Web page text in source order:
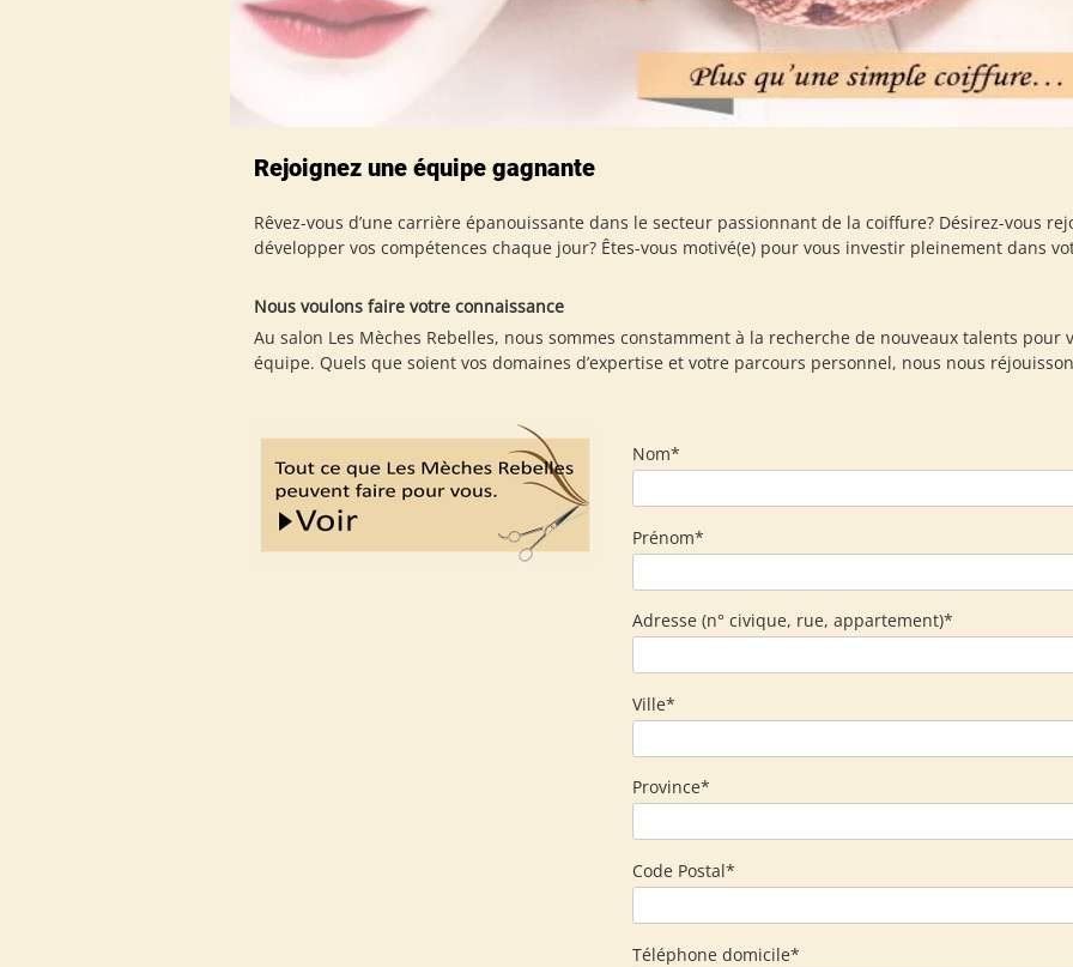
Rejoignez une équipe gagnante
Rêvez-vous d’une carrière épanouissante dans le secteur passionnant de la coiffure? Désirez-vous
développer vos compétences chaque jour? Êtes-vous motivé(e) pour vous investir pleinement dans
Nous voulons faire votre connaissance
Au salon Les Mèches Rebelles, nous sommes constamment à la recherche de nouveaux talents
équipe. Quels que soient vos domaines d’expertise et votre parcours personnel, nous nous
Nom*
Prénom*
Adresse (n° civique, rue, appartement)*
Ville*
Province*
Code Postal*
Téléphone domicile*